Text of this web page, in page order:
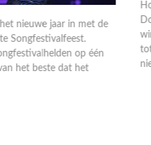
om 44 jaar na 'Ding-a-
Songfestival te
nu zelfs andere landen
eerder jarenlang de finale